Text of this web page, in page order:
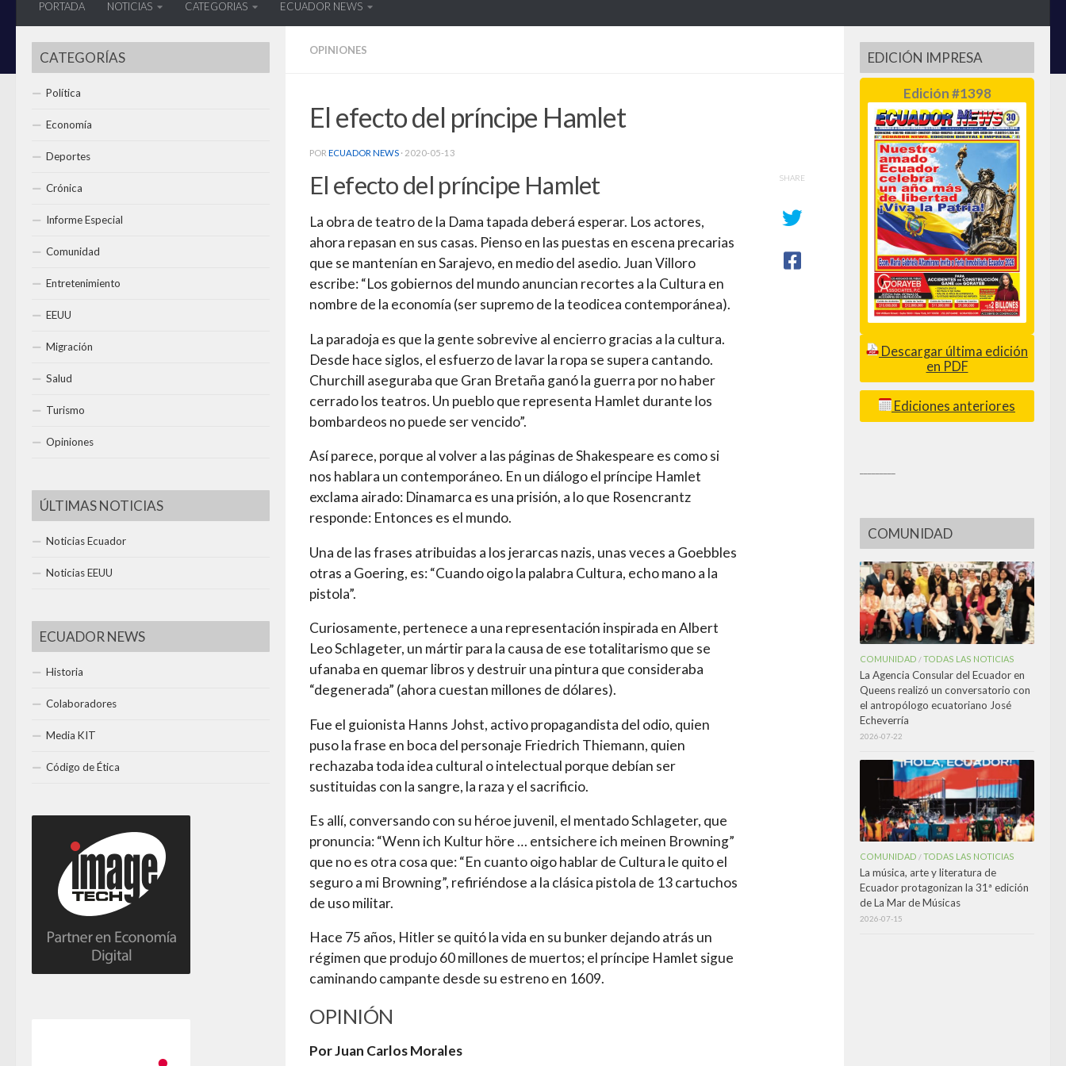
PORTADA NOTICIAS CATEGORIAS ECUADOR NEWS
OPINIONES
El efecto del príncipe Hamlet
POR ECUADOR NEWS · 2020-05-13
El efecto del príncipe Hamlet
La obra de teatro de la Dama tapada deberá esperar. Los actores,
ahora repasan en sus casas. Pienso en las puestas en escena precarias
que se mantenían en Sarajevo, en medio del asedio. Juan Villoro
escribe: “Los gobiernos del mundo anuncian recortes a la Cultura en
nombre de la economía (ser supremo de la teodicea contemporánea).
La paradoja es que la gente sobrevive al encierro gracias a la cultura.
Desde hace siglos, el esfuerzo de lavar la ropa se supera cantando.
Churchill aseguraba que Gran Bretaña ganó la guerra por no haber
cerrado los teatros. Un pueblo que representa Hamlet durante los
bombardeos no puede ser vencido”.
Así parece, porque al volver a las páginas de Shakespeare es como si
nos hablara un contemporáneo. En un diálogo el príncipe Hamlet
exclama airado: Dinamarca es una prisión, a lo que Rosencrantz
responde: Entonces es el mundo.
Una de las frases atribuidas a los jerarcas nazis, unas veces a Goebbles
otras a Goering, es: “Cuando oigo la palabra Cultura, echo mano a la
pistola”.
Curiosamente, pertenece a una representación inspirada en Albert
Leo Schlageter, un mártir para la causa de ese totalitarismo que se
ufanaba en quemar libros y destruir una pintura que consideraba
“degenerada” (ahora cuestan millones de dólares).
Fue el guionista Hanns Johst, activo propagandista del odio, quien
puso la frase en boca del personaje Friedrich Thiemann, quien
rechazaba toda idea cultural o intelectual porque debían ser
sustituidas con la sangre, la raza y el sacrificio.
Es allí, conversando con su héroe juvenil, el mentado Schlageter, que
pronuncia: “Wenn ich Kultur höre … entsichere ich meinen Browning”
que no es otra cosa que: “En cuanto oigo hablar de Cultura le quito el
seguro a mi Browning”, refiriéndose a la clásica pistola de 13 cartuchos
de uso militar.
Hace 75 años, Hitler se quitó la vida en su bunker dejando atrás un
régimen que produjo 60 millones de muertos; el príncipe Hamlet sigue
caminando campante desde su estreno en 1609.
OPINIÓN
Por Juan Carlos Morales
SHARE
CATEGORÍAS
Política
Economía
Deportes
Crónica
Informe Especial
Comunidad
Entretenimiento
EEUU
Migración
Salud
Turismo
Opiniones
ÚLTIMAS NOTICIAS
Noticias Ecuador
Noticias EEUU
ECUADOR NEWS
Historia
Colaboradores
Media KIT
Código de Ética
EDICIÓN IMPRESA
Edición #1398
Descargar última edición
en PDF
Ediciones anteriores
COMUNIDAD
COMUNIDAD /TODAS LAS NOTICIAS
La Agencia Consular del Ecuador en
Queens realizó un conversatorio con
el antropólogo ecuatoriano José
Echeverría
2026-07-22
COMUNIDAD /TODAS LAS NOTICIAS
La música, arte y literatura de
Ecuador protagonizan la 31ª edición
de La Mar de Músicas
2026-07-15